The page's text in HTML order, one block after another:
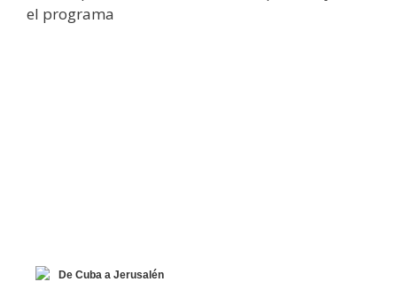
el programa
De Cuba a Jerusalén